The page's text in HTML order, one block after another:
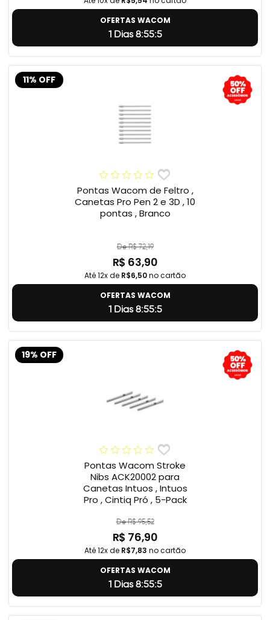
OFERTAS WACOM
1 Dias 8:55:4
11% OFF
Pontas Wacom de Feltro ,
Canetas Pro Pen 2 e 3D , 10
pontas , Branco
De R$ 72,19
R$ 63,90
Até 12x de R$6,50no cartão
OFERTAS WACOM
1 Dias 8:55:4
19% OFF
Pontas Wacom Stroke
Nibs ACK20002 para
Canetas Intuos , Intuos
Pro , Cintiq Pró , 5-Pack
De R$ 95,52
R$ 76,90
Até 12x de R$7,83 no cartão
OFERTAS WACOM
1 Dias 8:55:4